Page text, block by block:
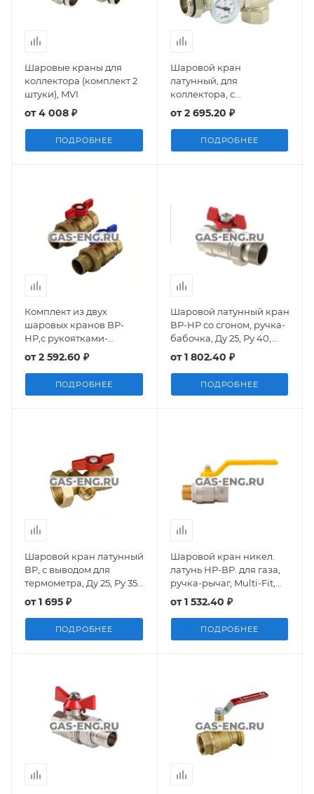
Шаровые краны для
коллектора (комплект 2
штуки), MVI
от4 008 ₽
ПОДРОБНЕЕ
Шаровой кран
латунный, для
коллектора, с
термометром, угловой,
Uni-Fitt
от2 695.20 ₽
ПОДРОБНЕЕ
Комплект из двух
шаровых кранов ВР-
НР,с рукоятками-
бабочками, Giacomini
от2 592.60 ₽
ПОДРОБНЕЕ
Шаровой латунный кран
ВР-НР со сгоном, ручка-
бабочка, Ду 25, Ру 40,
RTP (РосТурПласт)
от1 802.40 ₽
ПОДРОБНЕЕ
Шаровой кран латунный
ВР, с выводом для
термометра, Ду 25, Ру 35,
ручка-бабочка, R287,
Giacomini
от1 695 ₽
ПОДРОБНЕЕ
Шаровой кран никел.
латунь НР-ВР. для газа,
ручка-рычаг, Multi-Fit,
Itap London 067
от1 532.40 ₽
ПОДРОБНЕЕ